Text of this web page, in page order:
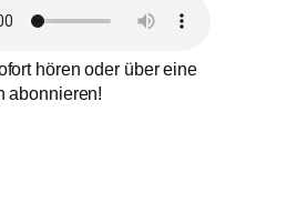
hören oder über eine
abonnieren!